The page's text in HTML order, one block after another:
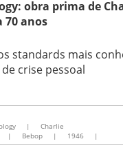
obra prima de
70 anos
standards mais
crise pessoal
|
Charlie
| Bebop | 1946 |